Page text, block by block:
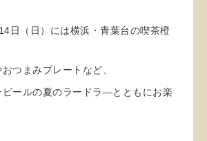
日（日）には横浜・青葉台の喫茶橙
つまみプレートなど、
ビールの夏のラードラ―とともにお楽